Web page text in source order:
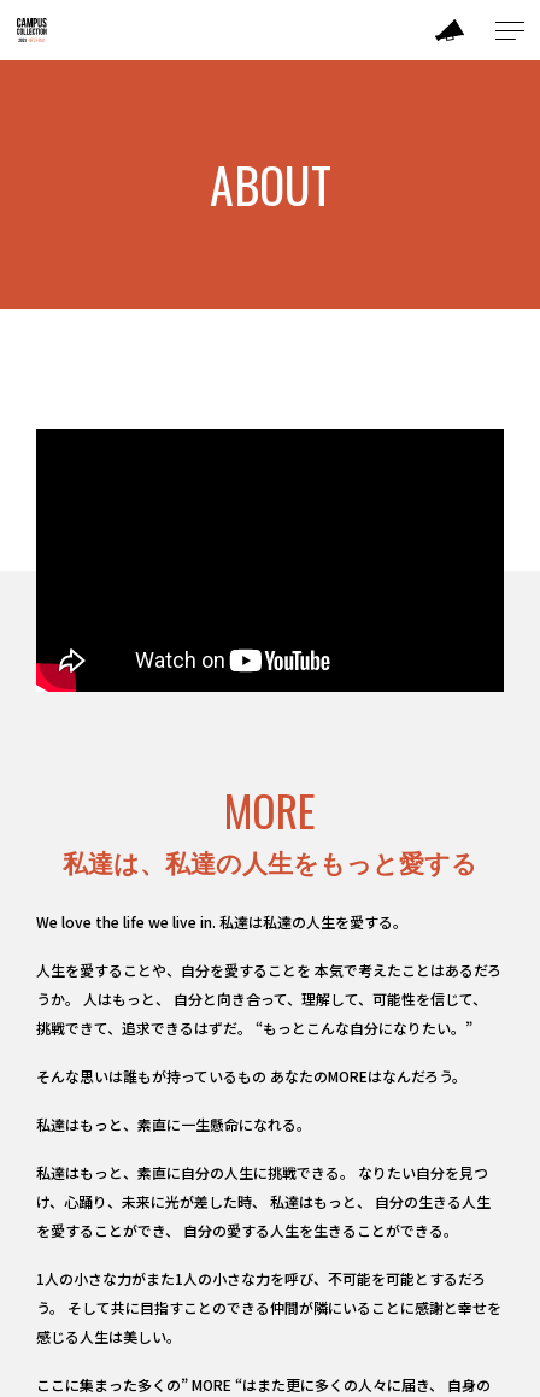
SALON
ABOUT
MORE
私達は、私達の人生をもっと愛する
We love the life we live in. 私達は私達の人生を愛する。
人生を愛することや、自分を愛することを 本気で考えたことはあるだろ
うか。 人はもっと、 自分と向き合って、理解して、可能性を信じて、
挑戦できて、追求できるはずだ。 “もっとこんな自分になりたい。”
そんな思いは誰もが持っているもの あなたのMOREはなんだろう。
私達はもっと、素直に一生懸命になれる。
私達はもっと、素直に自分の人生に挑戦できる。 なりたい自分を見つ
け、心踊り、未来に光が差した時、 私達はもっと、 自分の生きる人生
を愛することができ、 自分の愛する人生を生きることができる。
1人の小さな力がまた1人の小さな力を呼び、不可能を可能とするだろ
う。 そして共に目指すことのできる仲間が隣にいることに感謝と幸せを
感じる人生は美しい。
ここに集まった多くの” MORE “はまた更に多くの人々に届き、 自身の